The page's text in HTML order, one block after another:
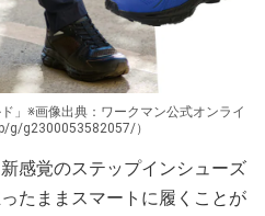
」※画像出典：ワークマン公式オンライ
g/g2300053582057/）
感覚のステップインシューズ
たままスマートに履くことが